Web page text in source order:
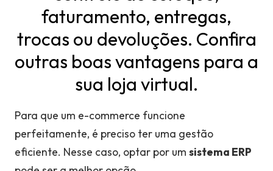
faturamento, entregas,
trocas ou devoluções. Confira
outras boas vantagens para a
sua loja virtual.
Para que um e-commerce funcione
perfeitamente, é preciso ter uma gestão
eficiente. Nesse caso, optar por um sistema ERP